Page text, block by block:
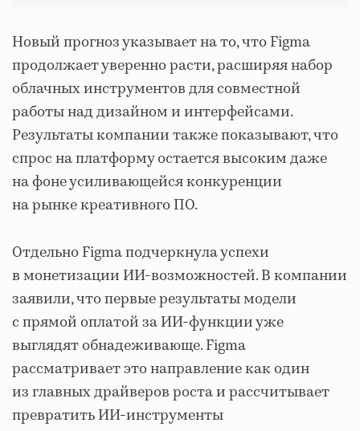
Новый прогноз указывает на то, что Figma
продолжает уверенно расти, расширяя набор
облачных инструментов для совместной
работы над дизайном и интерфейсами.
Результаты компании также показывают, что
спрос на платформу остается высоким даже
на фоне усиливающейся конкуренции
на рынке креативного ПО.
Отдельно Figma подчеркнула успехи
в монетизации ИИ-возможностей. В компании
заявили, что первые результаты модели
с прямой оплатой за ИИ-функции уже
выглядят обнадеживающе. Figma
рассматривает это направление как один
из главных драйверов роста и рассчитывает
превратить ИИ-инструменты